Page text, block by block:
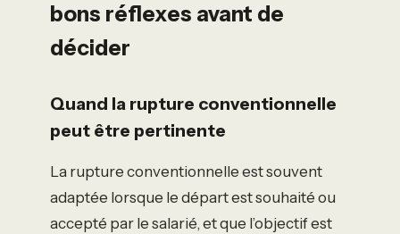
bons réflexes avant de
décider
Quand la rupture conventionnelle
peut être pertinente
La rupture conventionnelle est souvent
adaptée lorsque le départ est souhaité ou
accepté par le salarié, et que l’objectif est